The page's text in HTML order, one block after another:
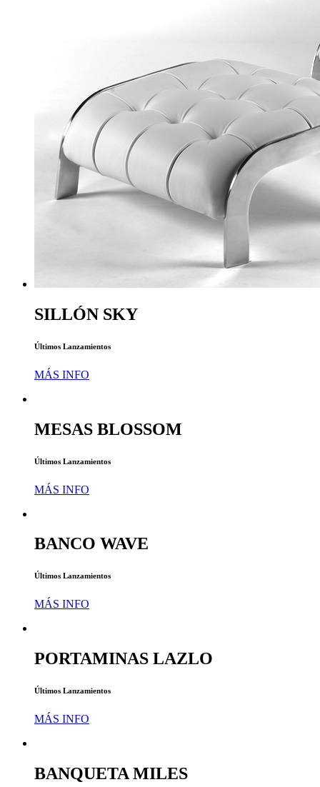
SILLÓN SKY
Últimos Lanzamientos
MÁS INFO
MESAS BLOSSOM
Últimos Lanzamientos
MÁS INFO
BANCO WAVE
Últimos Lanzamientos
MÁS INFO
PORTAMINAS LAZLO
Últimos Lanzamientos
MÁS INFO
BANQUETA MILES